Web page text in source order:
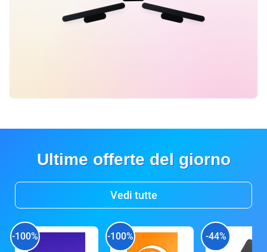
Ultime offerte del giorno
Vedi tutte
-100% -100% -44%